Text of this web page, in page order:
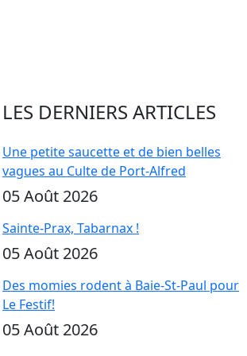
LES DERNIERS ARTICLES
Une petite saucette et de bien belles
vagues au Culte de Port-Alfred
05 Août 2026
Sainte-Prax, Tabarnax !
05 Août 2026
Des momies rodent à Baie-St-Paul pour
Le Festif!
05 Août 2026